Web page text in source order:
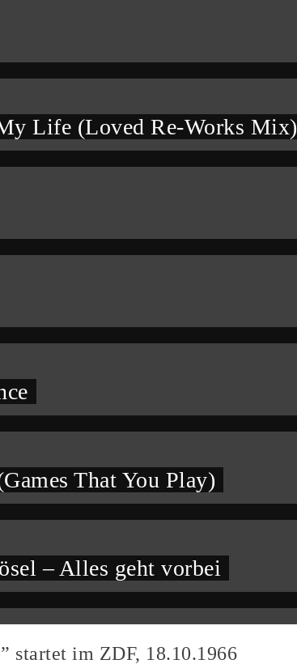
Life (Loved Re-Works Mix)
That You Play)
– Alles geht vorbei
startet im ZDF, 18.10.1966